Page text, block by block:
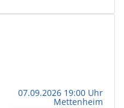
07.09.2026 19:00 Uhr
Mettenheim